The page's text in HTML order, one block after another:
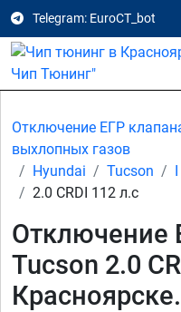
Telegram: EuroCT_bot
Отключение ЕГР
выхлопных газов
Hyundai
Tucson
2.0 CRDI 112 л.с
Отключение
Tucson 2.0
Красноярске.